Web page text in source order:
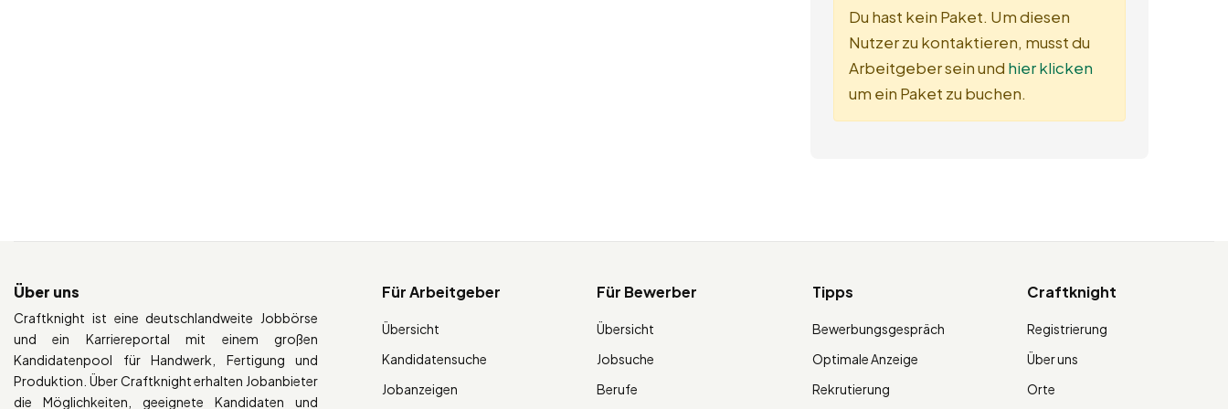
Du hast kein Paket. Um diesen
Nutzer zu kontaktieren, musst du
Arbeitgeber sein und hier klicken
um ein Paket zu buchen.
Über uns
Craftknight ist eine deutschlandweite Jobbörse
und ein Karriereportal mit einem großen
Kandidatenpool für Handwerk, Fertigung und
Produktion. Über Craftknight erhalten Jobanbieter
die Möglichkeiten, geeignete Kandidaten und
Für Arbeitgeber
Übersicht
Kandidatensuche
Jobanzeigen
Für Bewerber
Übersicht
Jobsuche
Berufe
Tipps
Bewerbungsgespräch
Optimale Anzeige
Rekrutierung
Craftknight
Registrierung
Über uns
Orte